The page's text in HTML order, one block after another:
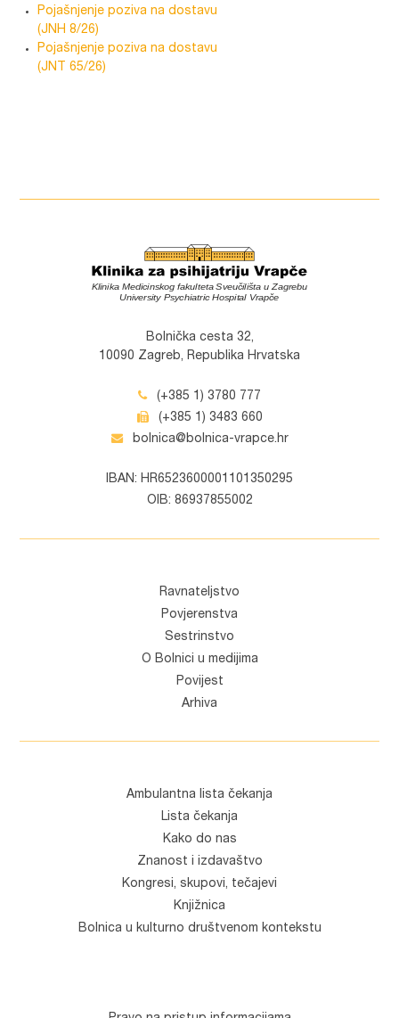
Pojašnjenje poziva na dostavu
(JNH 8/26)
Pojašnjenje poziva na dostavu
(JNT 65/26)
Bolnička cesta 32,
10090 Zagreb, Republika Hrvatska
(+385 1) 3780 777
(+385 1) 3483 660
bolnica@bolnica-vrapce.hr
IBAN: HR6523600001101350295
OIB: 86937855002
Ravnateljstvo
Povjerenstva
Sestrinstvo
O Bolnici u medijima
Povijest
Arhiva
Ambulantna lista čekanja
Lista čekanja
Kako do nas
Znanost i izdavaštvo
Kongresi, skupovi, tečajevi
Knjižnica
Bolnica u kulturno društvenom kontekstu